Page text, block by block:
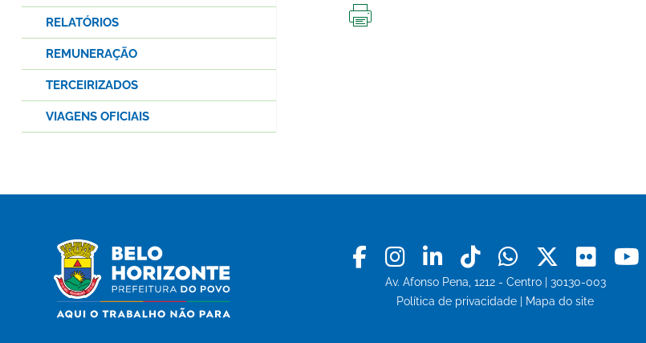
RELATÓRIOS
REMUNERAÇÃO
TERCEIRIZADOS
VIAGENS OFICIAIS
Facebook
Instagram
LinkedinTiktokWhatsapp
X Flickr
Av. Afonso Pena, 1212 - Centro | 30130-003
Política de privacidade
Mapa do site